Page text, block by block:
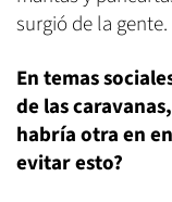
surgió de la
En temas
de las
habría otra en
evitar esto?